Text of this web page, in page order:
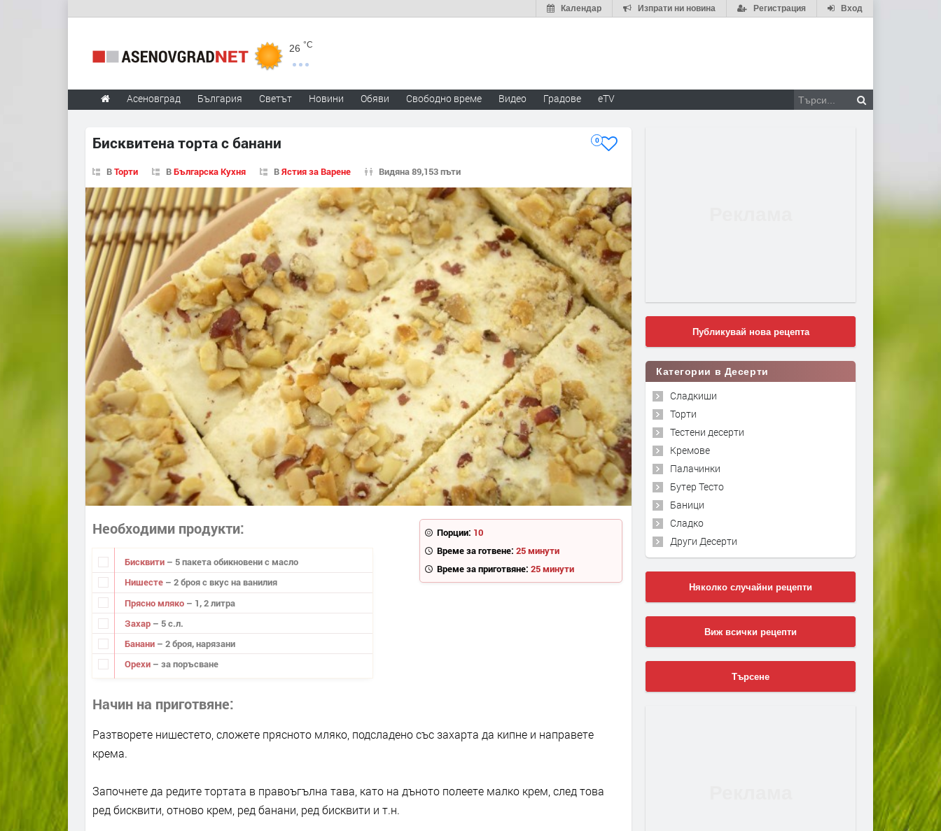
Вход
Регистрация
Изпрати ни новина
Календар
26 °C
Асеновград България Светът Новини Обяви Свободно време Видео Градове eTV
Бисквитена торта с банани 0
ВТорти ВБългарска Кухня ВЯстия за Варене Видяна 89,153 пъти
Порции: 10
Време за готвене: 25 минути
Време за приготвяне: 25 минути
Необходими продукти
Бисквити – 5 пакета обикновени с масло
Нишесте – 2 броя с вкус на ванилия
Прясно мляко – 1, 2 литра
Захар – 5 с.л.
Банани – 2 броя, нарязани
Орехи – за поръсване
Начин на приготвяне
Разтворете нишестето, сложете прясното мляко, подсладено със захарта да кипне и направете
крема.
Започнете да редите тортата в правоъгълна тава, като на дъното полеете малко крем, след това
ред бисквити, отново крем, ред банани, ред бисквити и т.н.
Публикувай нова рецепта
Категории в Десерти
Сладкиши
Торти
Тестени десерти
Кремове
Палачинки
Бутер Тесто
Баници
Сладко
Други Десерти
Няколко случайни рецепти
Виж всички рецепти
Търсене